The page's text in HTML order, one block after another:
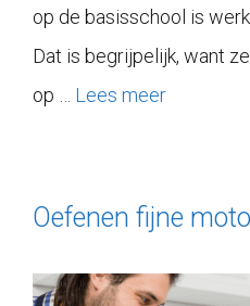
op de basisschool is
Dat is begrijpelijk, want
op … Lees meer
Oefenen fijne